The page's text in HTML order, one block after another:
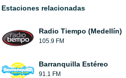
Estaciones relacionadas
Radio Tiempo (Medellín)
105.9 FM
Barranquilla Estéreo
91.1 FM